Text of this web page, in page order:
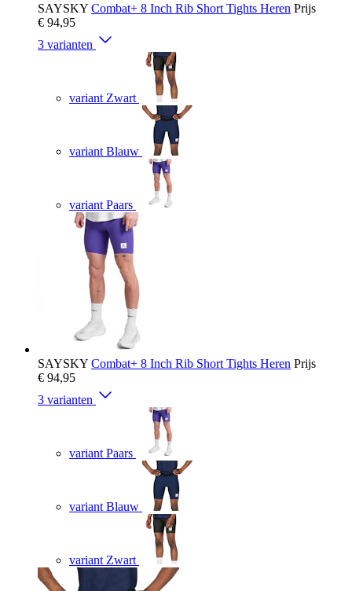
SAYSKY Combat+ 8 Inch Rib Short Tights Heren Prijs
€ 94,95
3 varianten
variant Zwart
variant Blauw
variant Paars
SAYSKY Combat+ 8 Inch Rib Short Tights Heren Prijs
€ 94,95
3 varianten
variant Paars
variant Blauw
variant Zwart